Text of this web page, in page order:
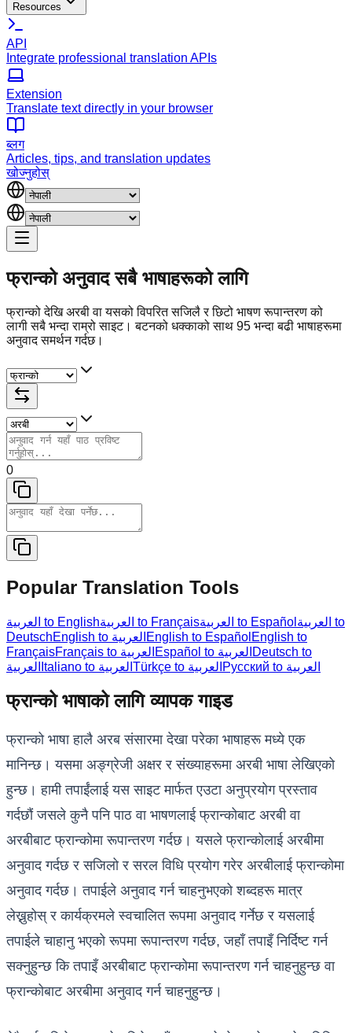
Resources
API
Integrate professional translation APIs
Extension
Translate text directly in your browser
ब्लग
Articles, tips, and translation updates
खोज्नुहोस्
फ्रान्को अनुवाद सबै भाषाहरूको लागि
फ्रान्को देखि अरबी वा यसको विपरित सजिलै र छिटो भाषण रूपान्तरण को
लागी सबै भन्दा राम्रो साइट। बटनको धक्काको साथ 95 भन्दा बढी भाषाहरूमा
अनुवाद समर्थन गर्दछ।
0
Popular Translation Tools
العربية to English العربية to Français العربية to Español العربية to
Deutsch
English to العربية English to Español English to
Français
Français to العربية Español to العربية Deutsch to
العربية
Italiano to العربية Türkçe to العربية Русский to العربية
फ्रान्को भाषाको लागि व्यापक गाइड
फ्रान्को भाषा हालै अरब संसारमा देखा परेका भाषाहरू मध्ये एक
मानिन्छ। यसमा अङ्ग्रेजी अक्षर र संख्याहरूमा अरबी भाषा लेखिएको
हुन्छ। हामी तपाईंलाई यस साइट मार्फत एउटा अनुप्रयोग प्रस्ताव
गर्दछौं जसले कुनै पनि पाठ वा भाषणलाई फ्रान्कोबाट अरबी वा
अरबीबाट फ्रान्कोमा रूपान्तरण गर्दछ। यसले फ्रान्कोलाई अरबीमा
अनुवाद गर्दछ र सजिलो र सरल विधि प्रयोग गरेर अरबीलाई फ्रान्कोमा
अनुवाद गर्दछ। तपाईले अनुवाद गर्न चाहनुभएको शब्दहरू मात्र
लेख्नुहोस् र कार्यक्रमले स्वचालित रूपमा अनुवाद गर्नेछ र यसलाई
तपाईले चाहानु भएको रूपमा रूपान्तरण गर्दछ, जहाँ तपाइँ निर्दिष्ट गर्न
सक्नुहुन्छ कि तपाइँ अरबीबाट फ्रान्कोमा रूपान्तरण गर्न चाहनुहुन्छ वा
फ्रान्कोबाट अरबीमा अनुवाद गर्न चाहनुहुन्छ।